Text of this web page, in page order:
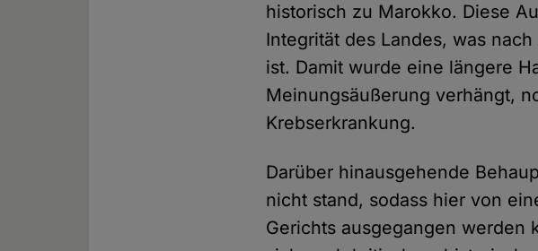
historisch zu Marokko. Diese
Integrität des Landes, was
ist. Damit wurde eine längere
Meinungsäußerung verhängt,
Krebserkrankung.
Darüber hinausgehende
nicht stand, sodass hier von
Gerichts ausgegangen werden